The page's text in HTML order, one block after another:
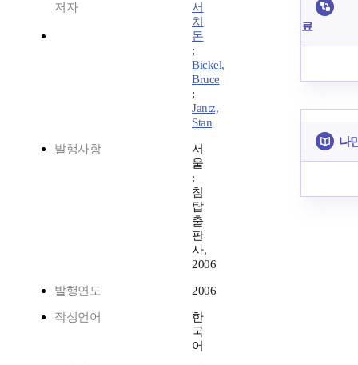
저자
서
치
돈
;
Bickel,
Bruce
;
Jantz,
Stan
발행사항
서
울
:
첨
탑
출
판
사,
2006
발행연도 2006
작성언어
한
국
어
료
나